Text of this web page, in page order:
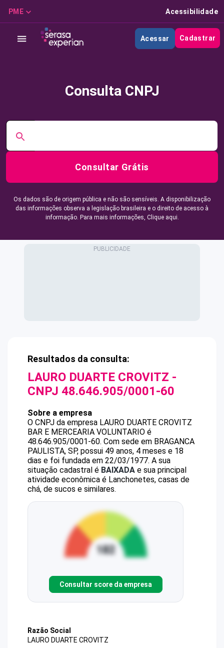
PME Acessibilidade
Acessar Cadastrar
Consulta CNPJ
Consultar Grátis
Os dados são de origem pública e não são sensíveis. A disponibilização
das informações observa a legislação brasileira e o direito de acesso à
informação. Para mais informações, Clique aqui.
Resultados da consulta:
LAURO DUARTE CROVITZ -
CNPJ 48.646.905/0001-60
Sobre a empresa
O CNPJ da empresa LAURO DUARTE CROVITZ
BAR E MERCEARIA VOLUNTARIO é
48.646.905/0001-60. Com sede em BRAGANCA
PAULISTA, SP, possui 49 anos, 4 meses e 18
dias e foi fundada em 22/03/1977. A sua
situação cadastral é BAIXADA e sua principal
atividade econômica é Lanchonetes, casas de
chá, de sucos e similares.
Consultar score da empresa
Razão Social
LAURO DUARTE CROVITZ